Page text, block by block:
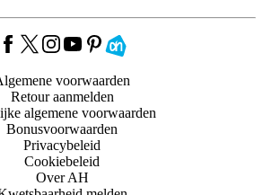
voorwaarden
Retour aanmelden
algemene voorwaarden
Bonusvoorwaarden
Privacybeleid
Cookiebeleid
Over AH